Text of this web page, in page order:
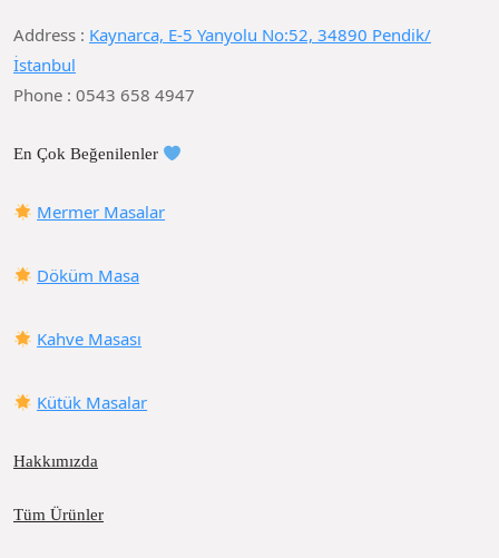
Address : Kaynarca, E-5 Yanyolu No:52, 34890 Pendik/
İstanbul
Phone : 0543 658 4947
En Çok Beğenilenler
Mermer Masalar
Döküm Masa
Kahve Masası
Kütük Masalar
Hakkımızda
Tüm Ürünler